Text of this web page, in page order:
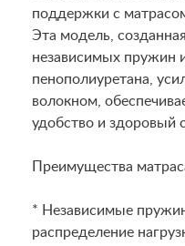
поддержки с
Эта модель,
независимых пружин
пенополиуретана,
волокном,
удобство и здоровый
Преимущества
* Независимые
распределение